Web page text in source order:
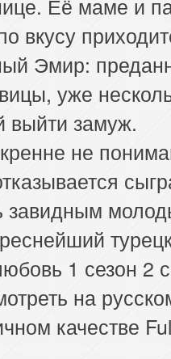
вкусу
Эмир:
уже
выйти замуж.
не
завидным
1 сезон 2
на
качестве